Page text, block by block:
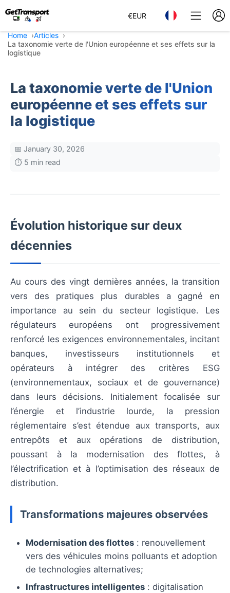
€EUR
Home
Articles
La taxonomie verte de l'Union européenne et ses effets sur la
logistique
La taxonomie verte de l'Union
européenne et ses effets sur
la logistique
📅 January 30, 2026
⏱️ 5 min read
Évolution historique sur deux
décennies
Au cours des vingt dernières années, la transition
vers des pratiques plus durables a gagné en
importance au sein du secteur logistique. Les
régulateurs européens ont progressivement
renforcé les exigences environnementales, incitant
banques, investisseurs institutionnels et
opérateurs à intégrer des critères ESG
(environnementaux, sociaux et de gouvernance)
dans leurs décisions. Initialement focalisée sur
l’énergie et l’industrie lourde, la pression
réglementaire s’est étendue aux transports, aux
entrepôts et aux opérations de distribution,
poussant à la modernisation des flottes, à
l’électrification et à l’optimisation des réseaux de
distribution.
Transformations majeures observées
Modernisation des flottes : renouvellement
vers des véhicules moins polluants et adoption
de technologies alternatives;
Infrastructures intelligentes : digitalisation